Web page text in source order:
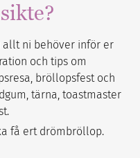
ni behöver inför er
och tips om
bröllopsfest och
tärna, toastmaster
få ert drömbröllop.